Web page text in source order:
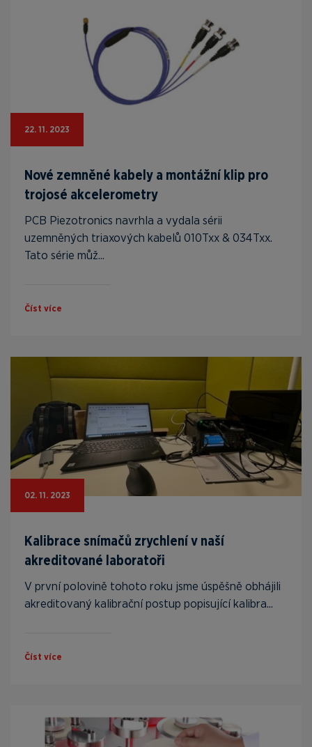
22. 11. 2023
Nové zemněné kabely a montážní klip pro
trojosé akcelerometry
PCB Piezotronics navrhla a vydala sérii
uzemněných triaxových kabelů 010Txx & 034Txx.
Tato série můž...
Číst více
02. 11. 2023
Kalibrace snímačů zrychlení v naší
akreditované laboratoři
V první polovině tohoto roku jsme úspěšně obhájili
akreditovaný kalibrační postup popisující kalibra...
Číst více